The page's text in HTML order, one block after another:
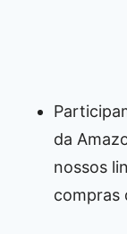
da
nossos
compras